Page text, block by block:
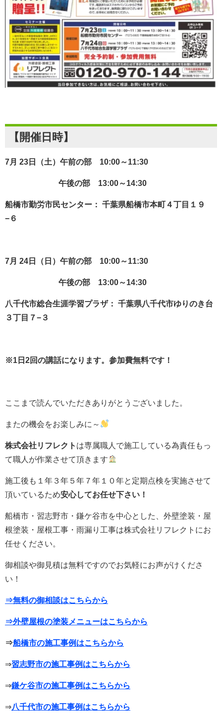
【開催日時】
7月 23日（土） 午前の部 10:00～11:30
午後の部 13:00～14:30
船橋市勤労市民センター： 千葉県船橋市本町４丁目１９
−６
7月 24日（日） 午前の部 10:00～11:30
午後の部 13:00～14:30
八千代市総合生涯学習プラザ： 千葉県八千代市ゆりのき台
３丁目７−３
※1日2回の講話になります。 参加費無料です！
ここまで読んでいただきありがとうございました。
またの機会をお楽しみに～
株式会社リフレクト は専属職人で施工している為責任もっ
て職人が作業させて頂きます
施工後も１年３年５年７年１０年と定期点検を実施させて
頂いているため安心してお任せ下さい！
船橋市・習志野市・鎌ケ谷市を中心とした、外壁塗装・屋
根塗装・屋根工事・雨漏り工事は株式会社リフレクトにお
任せください。
御相談や御見積は無料ですのでお気軽にお声がけくださ
い！
⇒無料の御相談はこちらから
⇒外壁屋根の塗装メニューはこちらから
⇒船橋市の施工事例はこちらから
⇒習志野市の施工事例はこちらから
⇒鎌ケ谷市の施工事例はこちらから
⇒八千代市の施工事例はこちらから